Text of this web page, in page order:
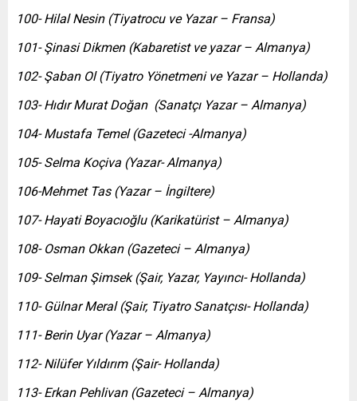
100- Hilal Nesin (Tiyatrocu ve Yazar – Fransa)
101- Şinasi Dikmen (Kabaretist ve yazar – Almanya)
102- Şaban Ol (Tiyatro Yönetmeni ve Yazar – Hollanda)
103- Hıdır Murat Doğan (Sanatçı Yazar – Almanya)
104- Mustafa Temel (Gazeteci -Almanya)
105- Selma Koçiva (Yazar- Almanya)
106-Mehmet Tas (Yazar – İngiltere)
107- Hayati Boyacıoğlu (Karikatürist – Almanya)
108- Osman Okkan (Gazeteci – Almanya)
109- Selman Şimsek (Şair, Yazar, Yayıncı- Hollanda)
110- Gülnar Meral (Şair, Tiyatro Sanatçısı- Hollanda)
111- Berin Uyar (Yazar – Almanya)
112- Nilüfer Yıldırım (Şair- Hollanda)
113- Erkan Pehlivan (Gazeteci – Almanya)